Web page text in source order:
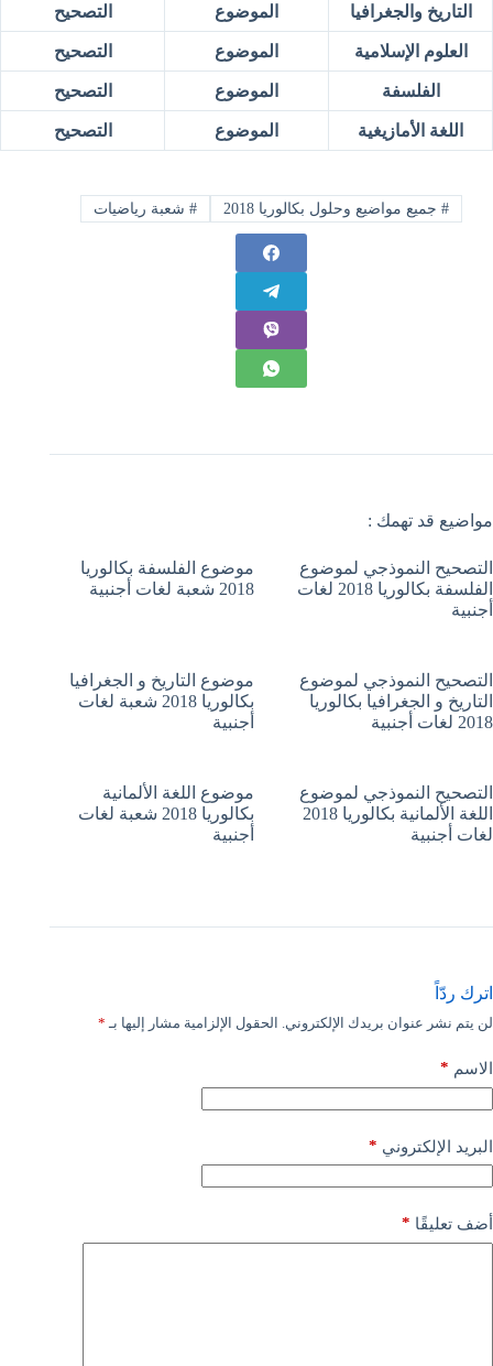
التاريخ والجغرافيا الموضوع التصحيح
العلوم الإسلامية الموضوع التصحيح
الفلسفة الموضوع التصحيح
اللغة الأمازيغية الموضوع التصحيح
# جميع مواضيع وحلول بكالوريا 2018 #شعبة رياضيات
مواضيع قد تهمك :
التصحيح النموذجي لموضوع
الفلسفة بكالوريا 2018 لغات
أجنبية
موضوع الفلسفة بكالوريا
2018 شعبة لغات أجنبية
التصحيح النموذجي لموضوع
التاريخ و الجغرافيا بكالوريا
2018 لغات أجنبية
موضوع التاريخ و الجغرافيا
بكالوريا 2018 شعبة لغات
أجنبية
التصحيح النموذجي لموضوع
اللغة الألمانية بكالوريا 2018
لغات أجنبية
موضوع اللغة الألمانية
بكالوريا 2018 شعبة لغات
أجنبية
اترك ردّاً
لن يتم نشر عنوان بريدك الإلكتروني. الحقول الإلزامية مشار إليها بـ *
الاسم *
البريد الإلكتروني *
أضف تعليقًا *